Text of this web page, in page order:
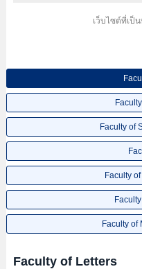
เว็บไซต์ที่เป็
Faculty of
Faculty
Faculty of
Faculty of Letters